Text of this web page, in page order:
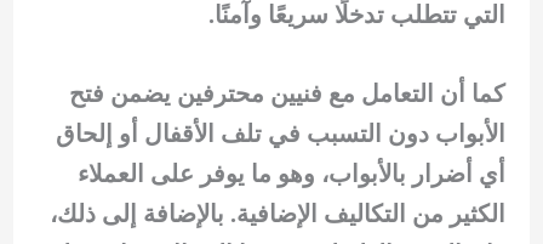
التي تتطلب تدخلًا سريعًا وآمنًا.
كما أن التعامل مع فنيين محترفين يضمن فتح
الأبواب دون التسبب في تلف الأقفال أو إلحاق
أي أضرار بالأبواب، وهو ما يوفر على العملاء
الكثير من التكاليف الإضافية. بالإضافة إلى ذلك،